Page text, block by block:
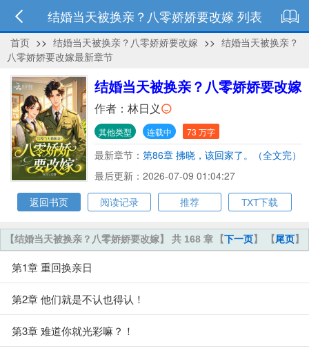
结婚当天被换亲？八零娇娇要改嫁 列表
首页 >> 结婚当天被换亲？八零娇娇要改嫁 >> 结婚当天被换亲？
八零娇娇要改嫁最新章节
结婚当天被换亲？八零娇娇要改嫁
作者： 林日义
其他类型 连载中 73 万字
最新章节： 第86章 拂晓，该回家了。（全文完）
最后更新：2026-07-09 01:04:27
返回书页
阅读记录 推荐 TXT下载
【下一页】 【尾页】
【结婚当天被换亲？八零娇娇要改嫁】 共 168 章
第1章 重回换亲日
第2章 他们就是不认也得认！
第3章 难道你就光彩嘛？！